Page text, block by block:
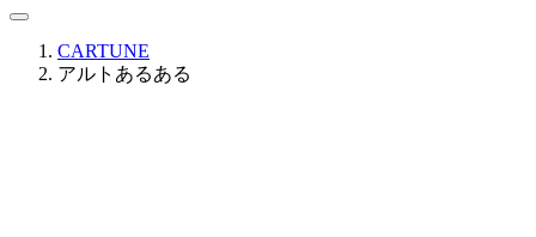
CARTUNE
アルトあるある